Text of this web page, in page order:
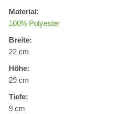
Material:
100% Polyester
Breite:
22 cm
Höhe:
29 cm
Tiefe:
9 cm